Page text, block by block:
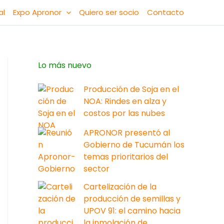
Expo Apronor Quiero ser socio Contacto
Lo más nuevo
Producción de Soja en el
NOA: Rindes en alza y
costos por las nubes
APRONOR presentó al
Gobierno de Tucumán los
temas prioritarios del
sector
Cartelización de la
producción de semillas y
UPOV 91: el camino hacia